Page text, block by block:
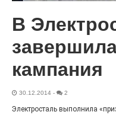
Радость в квадрате!
дважды порадует
В
кампания
30.12.2014 - 2
Электросталь выполнила